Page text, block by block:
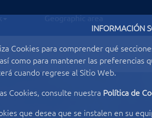
INFORMACIÓN
Cookies para comprender qué
como para mantener las preferencias
cuando regrese al Sitio Web.
Cookies, consulte nuestra Política de
que desea que se instalen en su